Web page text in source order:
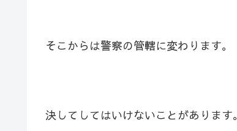
そこからは警察の管轄に変わります。
決してしてはいけないことがあります。